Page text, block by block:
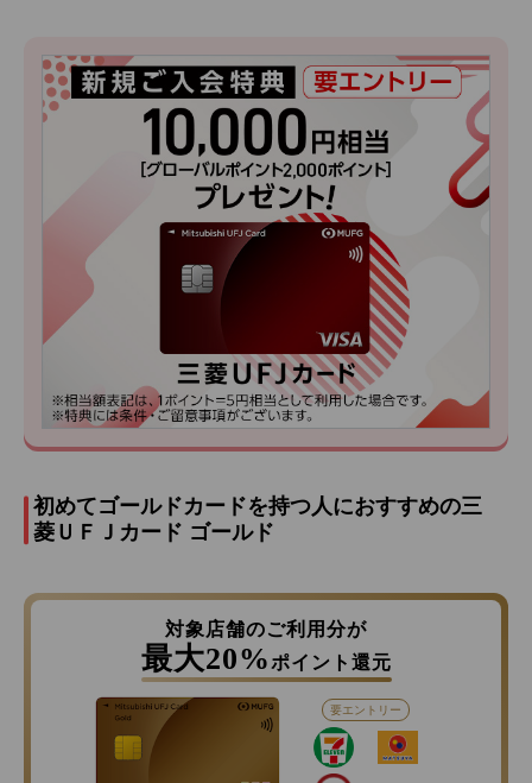
初めてゴールドカードを持つ人におすすめの三
菱ＵＦＪカード ゴールド
対象店舗のご利用分が
最大20% ポイント還元
要エントリー